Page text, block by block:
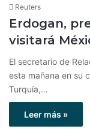
Reuters
Erdogan,
visitará
El secretario de
esta mañana en su
Turquía,…
Leer más »